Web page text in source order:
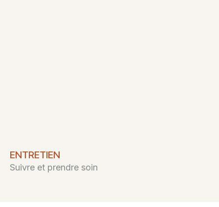
ENTRETIEN
Suivre et prendre soin